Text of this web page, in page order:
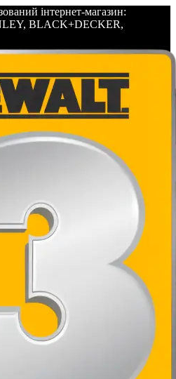
інтернет-магазин:
BLACK+DECKER,